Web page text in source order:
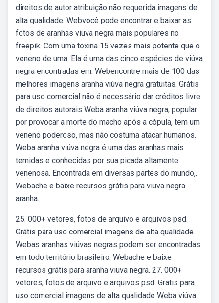
direitos de autor atribuição não requerida imagens de
alta qualidade. Webvocê pode encontrar e baixar as
fotos de aranhas viuva negra mais populares no
freepik. Com uma toxina 15 vezes mais potente que o
veneno de uma. Ela é uma das cinco espécies de viúva
negra encontradas em. Webencontre mais de 100 das
melhores imagens aranha viúva negra gratuitas. Grátis
para uso comercial não é necessário dar créditos livre
de direitos autorais Weba aranha viúva negra, popular
por provocar a morte do macho após a cópula, tem um
veneno poderoso, mas não costuma atacar humanos.
Weba aranha viúva negra é uma das aranhas mais
temidas e conhecidas por sua picada altamente
venenosa. Encontrada em diversas partes do mundo,.
Webache e baixe recursos grátis para viuva negra
aranha.
25. 000+ vetores, fotos de arquivo e arquivos psd.
Grátis para uso comercial imagens de alta qualidade
Webas aranhas viúvas negras podem ser encontradas
em todo território brasileiro. Webache e baixe
recursos grátis para aranha viuva negra. 27. 000+
vetores, fotos de arquivo e arquivos psd. Grátis para
uso comercial imagens de alta qualidade Weba viúva